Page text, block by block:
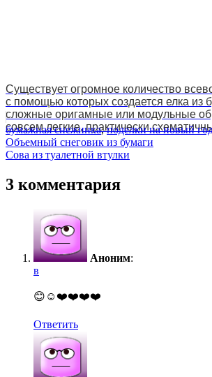
Существует огромное количество
с помощью которых создается елка из
сложные оригамные или модульные
совсем легкие, практически
бумажная снежинка,поделки на новый
Навигация
по
записям
Объемный снеговик из бумаги
Сова из туалетной втулки
3 комментария
Аноним:
в
😊☺️❤️❤️❤️❤️
Ответить